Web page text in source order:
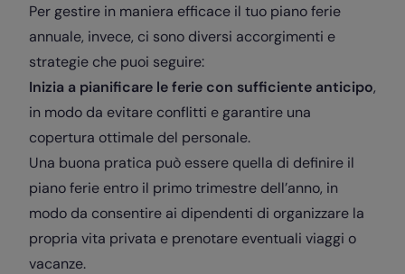
Per gestire in maniera efficace il tuo piano ferie
annuale, invece, ci sono diversi accorgimenti e
strategie che puoi seguire:
Inizia a pianificare le ferie con sufficiente anticipo,
in modo da evitare conflitti e garantire una
copertura ottimale del personale.
Una buona pratica può essere quella di definire il
piano ferie entro il primo trimestre dell’anno, in
modo da consentire ai dipendenti di organizzare la
propria vita privata e prenotare eventuali viaggi o
vacanze.